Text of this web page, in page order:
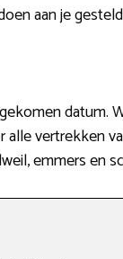
aan je
datum.
vertrekken
emmers en